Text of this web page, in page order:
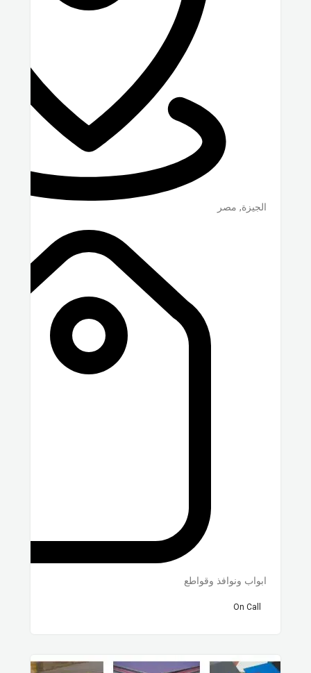
الجيزة, مصر
ابواب ونوافذ وقواطع
On Call